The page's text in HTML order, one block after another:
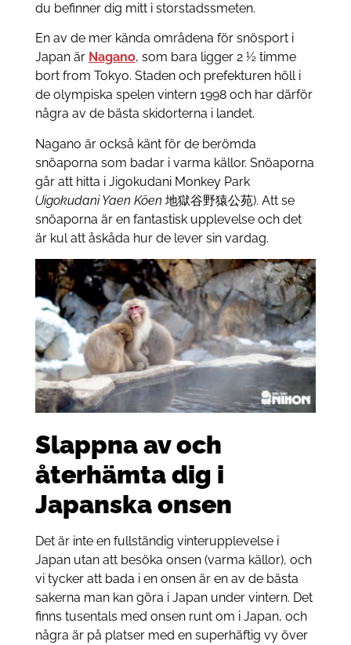
du befinner dig mitt i storstadssmeten.
En av de mer kända områdena för snösport i
Japan är Nagano, som bara ligger 2 ½ timme
bort from Tokyo. Staden och prefekturen höll i
de olympiska spelen vintern 1998 och har därför
några av de bästa skidorterna i landet.
Nagano är också känt för de berömda
snöaporna som badar i varma källor. Snöaporna
går att hitta i Jigokudani Monkey Park
(Jigokudani Yaen Kōen 地獄谷野猿公苑). Att se
snöaporna är en fantastisk upplevelse och det
är kul att åskåda hur de lever sin vardag.
Slappna av och
återhämta dig i
Japanska onsen
Det är inte en fullständig vinterupplevelse i
Japan utan att besöka onsen (varma källor), och
vi tycker att bada i en onsen är en av de bästa
sakerna man kan göra i Japan under vintern. Det
finns tusentals med onsen runt om i Japan, och
några är på platser med en superhäftig vy över